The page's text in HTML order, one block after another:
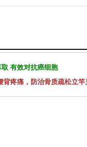
有效对抗癌细胞
疼痛，防治骨质疏松立竿